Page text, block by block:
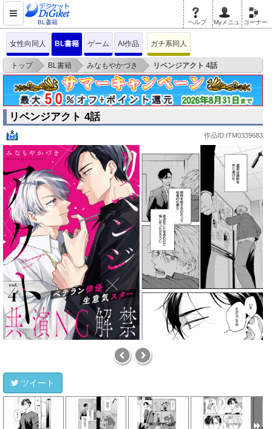
BL書籍 ヘルプ Myメニュ コーナー
女性向同人 BL書籍 ゲーム AI作品 ガチ系同人
トップ > BL書籍 > みなもやかづき > リベンジアクト 4話
リベンジアクト 4話
作品ID:ITM0339683
ツイート